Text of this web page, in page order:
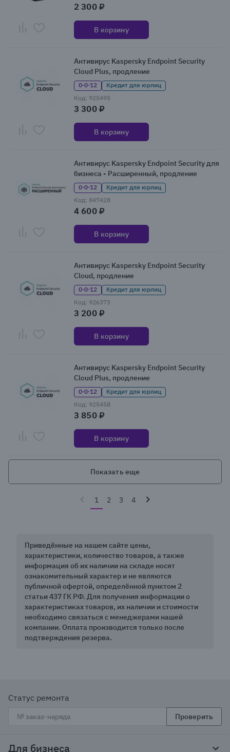
2 300 ₽
В корзину
Антивирус Kaspersky Endpoint Security
Cloud Plus, продление
0·0·12
Кредит для юрлиц
Код: 925495
3 300 ₽
В корзину
Антивирус Kaspersky Endpoint Security для
бизнеса - Расширенный, продление
0·0·12
Кредит для юрлиц
Код: 847428
4 600 ₽
В корзину
Антивирус Kaspersky Endpoint Security
Cloud, продление
0·0·12
Кредит для юрлиц
Код: 926373
3 200 ₽
В корзину
Антивирус Kaspersky Endpoint Security
Cloud Plus, продление
0·0·12
Кредит для юрлиц
Код: 925458
3 850 ₽
В корзину
Показать еще
1 2 3 4
Приведённые на нашем сайте цены,
характеристики, количество товаров, а также
информация об их наличии на складе носят
ознакомительный характер и не являются
публичной офертой, определённой пунктом 2
статьи 437 ГК РФ. Для получения информации о
характеристиках товаров, их наличии и стоимости
необходимо связаться с менеджерами нашей
компании. Оплата производится только после
подтверждения резерва.
Статус ремонта
Проверить
Для бизнеса